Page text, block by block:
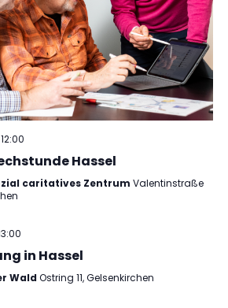
12:00
Hassel
caritatives Zentrum Valentinstraße
in Hassel
Wald Ostring 11, Gelsenkirchen